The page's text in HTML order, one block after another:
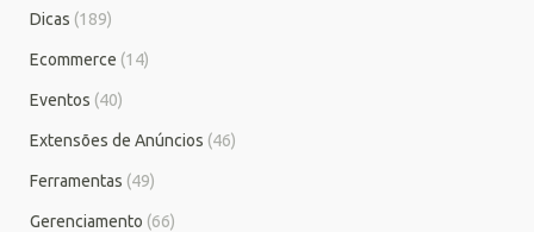
Dicas (189)
Ecommerce (14)
Eventos (40)
Extensões de Anúncios (46)
Ferramentas (49)
Gerenciamento (66)